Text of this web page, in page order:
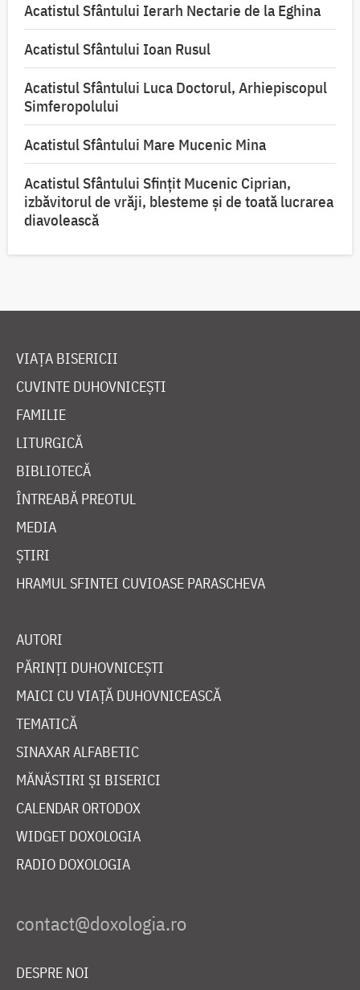
Acatistul Sfântului Ierarh Nectarie de la Eghina
Acatistul Sfântului Ioan Rusul
Acatistul Sfântului Luca Doctorul, Arhiepiscopul
Simferopolului
Acatistul Sfântului Mare Mucenic Mina
Acatistul Sfântului Sfințit Mucenic Ciprian,
izbăvitorul de vrăji, blesteme și de toată lucrarea
diavolească
VIAȚA BISERICII
CUVINTE DUHOVNICEȘTI
FAMILIE
LITURGICĂ
BIBLIOTECĂ
ÎNTREABĂ PREOTUL
MEDIA
ȘTIRI
HRAMUL SFINTEI CUVIOASE PARASCHEVA
AUTORI
PĂRINȚI DUHOVNICEȘTI
MAICI CU VIAȚĂ DUHOVNICEASCĂ
TEMATICĂ
SINAXAR ALFABETIC
MĂNĂSTIRI ȘI BISERICI
CALENDAR ORTODOX
WIDGET DOXOLOGIA
RADIO DOXOLOGIA
DESPRE NOI